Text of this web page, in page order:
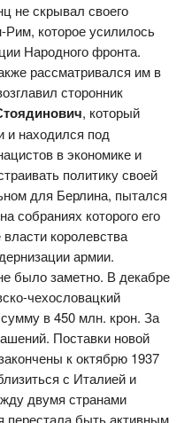
не скрывал своего
Рим, которое усилилось
Народного фронта.
рассматривался им в
сторонник
, который
и находился под
в экономике и
политику своей
для Берлина, пытался
собраниях которого его
королевства
армии.
было заметно. В декабре
чехословацкий
в 450 млн. крон. За
Поставки новой
к октябрю 1937
с Италией и
двумя странами
перестала быть активным